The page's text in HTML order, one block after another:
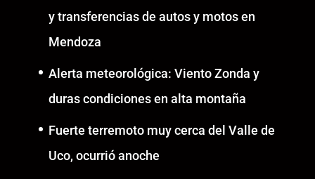
y transferencias de autos y motos en
Mendoza
Alerta meteorológica: Viento Zonda y
duras condiciones en alta montaña
Fuerte terremoto muy cerca del Valle de
Uco, ocurrió anoche